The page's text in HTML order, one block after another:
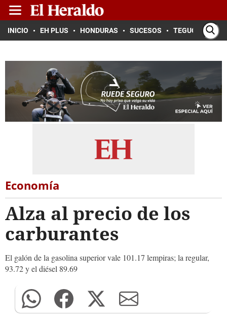
INICIO EH PLUS HONDURAS SUCESOS TEGUCIGALPA
Economía
Alza al precio de los
carburantes
El galón de la gasolina superior vale 101.17 lempiras; la regular,
93.72 y el diésel 89.69